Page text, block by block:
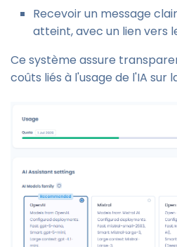
Recevoir un message
atteint, avec un lien vers
Ce système assure
coûts liés à l'usage de l'IA sur